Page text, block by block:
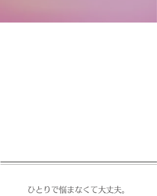
ひとりで悩まなくて大丈夫。